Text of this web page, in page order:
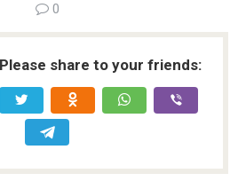
0
share to your friends: